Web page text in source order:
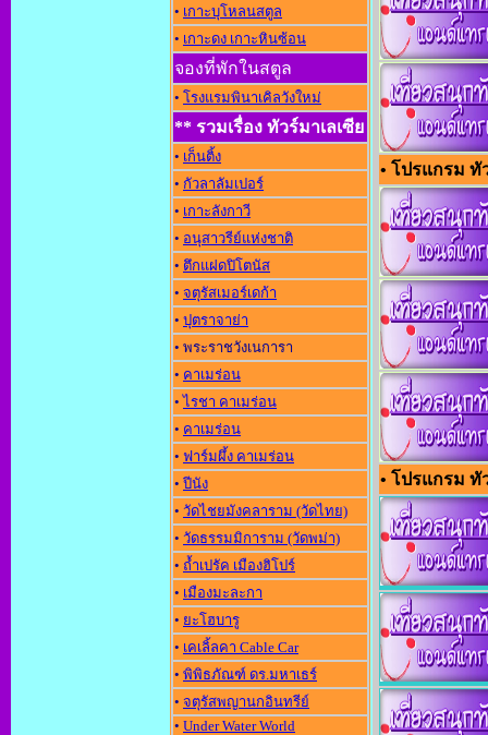
• เกาะบุโหลนสตูล
• เกาะดง เกาะหินซ้อน
จองที่พักในสตูล
• โรงแรมพินาเคิลวังใหม่
** รวมเรื่อง ทัวร์มาเลเซีย
• เก็นติ้ง
• กัวลาลัมเปอร์
• เกาะลังกาวี
• อนุสาวรีย์แห่งชาต
• ตึกแฝดปิโตนัส
• จตุรัสเมอร์เดก้า
• ปุตราจาย่า
• พระราชวังเนการา
• คาเมร่อน
•ไรชา คาเมร่อน
• คาเมร่อน
• ฟาร์มผึ้ง คาเมร่อน
• ปีนัง
• วัดไชยมังคลาราม (วัดไทย)
• วัดธรรมมิการาม (วัดพม่า)
• ถ้ำเปรัค เมืองฮิโปร์
• เมืองมะละกา
• ยะโฮบารู
• เคเลิ้ลคา Cable Car
• พิพิธภัณฑ์ ดร.มหาเธร์
• จตุรัสพญานกอินทรีย์
• Under Water World
• โปรแกรม ทั
• โปรแกรม ทั